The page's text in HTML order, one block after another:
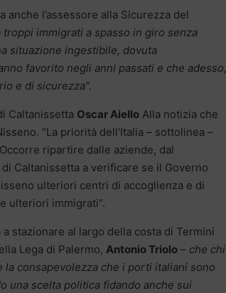
l’assessore alla Sicurezza del
immigrati a spasso in giro senza
situazione ingestibile, dovuta
favorito negli anni passati e che adesso,
e di sicurezza”.
Caltanissetta Oscar Aiello Alla notizia che
“La priorità dell’Italia – sottolinea –
ripartire dalle aziende, dal
Caltanissetta a verificare se il Governo
ulteriori centri di accoglienza e di
ulteriori immigrati”.
a stazionare al largo della costa di Termini
Lega di Palermo, Antonio Triolo – che chi
consapevolezza che i porti italiani sono
una scelta politica fidando anche sui